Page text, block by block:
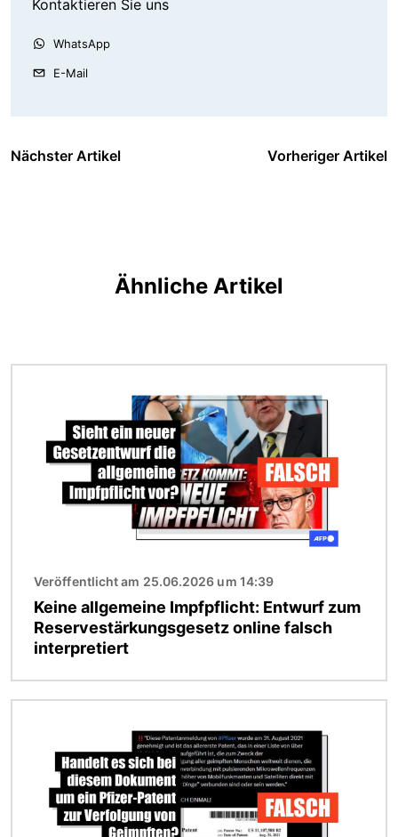
Kontaktieren Sie uns
WhatsApp
E-Mail
Nächster Artikel Vorheriger Artikel
Ähnliche Artikel
Veröffentlicht am 25.06.2026 um 14:39
Keine allgemeine Impfpflicht: Entwurf zum
Reservestärkungsgesetz online falsch
interpretiert